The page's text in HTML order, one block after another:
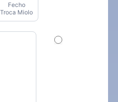
Fecho
Troca Miolo